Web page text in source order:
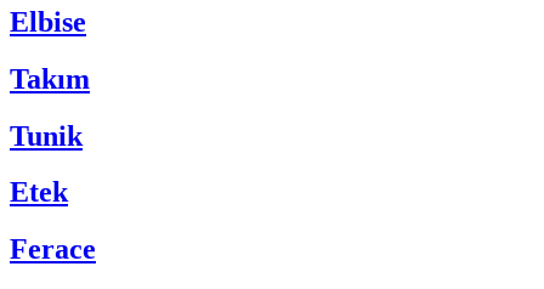
Elbise
Takım
Tunik
Etek
Ferace